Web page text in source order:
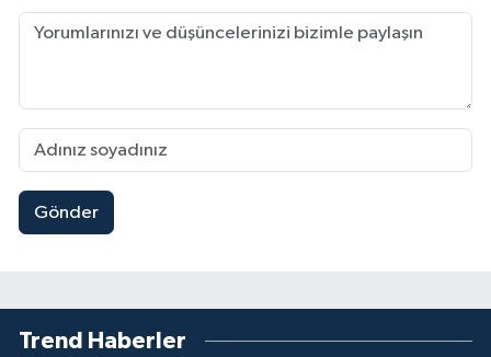
Gönder
Trend Haberler